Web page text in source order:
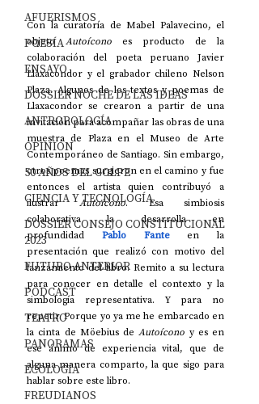
AFUERISMOS
POESÍA
ENSAYO
DOSSIER NOCHE DE LAS IDEAS
ANTROPOLOGÍA
OPINIÓN
50 AÑOS DEL GOLPE
CIENCIA Y TECNOLOGÍA
DOSSIER CONSEJO CONSTITUCIONAL
2023
FUTURO ANTERIOR
PODCAST
TEATRO
PANORAMAS
ECOLOGÍA
FREUDIANOS
Con la curatoría de Mabel Palavecino, el
objeto Autoícono es producto de la
colaboración del poeta peruano Javier
Llaxacondor y el grabador chileno Nelson
Plaza. Algunos de los textos y poemas de
Llaxacondor se crearon a partir de una
invitación para acompañar las obras de una
muestra de Plaza en el Museo de Arte
Contemporáneo de Santiago. Sin embargo,
otros poemas surgieron en el camino y fue
entonces el artista quien contribuyó a
ilustrar Autoícono. Esa simbiosis
colaborativa la desarrolla en
profundidad Pablo Fante
en la
presentación que realizó con motivo del
lanzamiento del libro. Remito a su lectura
para conocer en detalle el contexto y la
simbología representativa. Y para no
repetir. Porque yo ya me he embarcado en
la cinta de Möebius de Autoícono y es en
ese ánimo de experiencia vital, que de
alguna manera comparto, la que sigo para
hablar sobre este libro.